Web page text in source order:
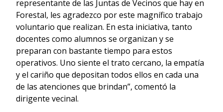
representante de las Juntas de Vecinos que hay en
Forestal, les agradezco por este magnífico trabajo
voluntario que realizan. En esta iniciativa, tanto
docentes como alumnos se organizan y se
preparan con bastante tiempo para estos
operativos. Uno siente el trato cercano, la empatía
y el cariño que depositan todos ellos en cada una
de las atenciones que brindan”, comentó la
dirigente vecinal.